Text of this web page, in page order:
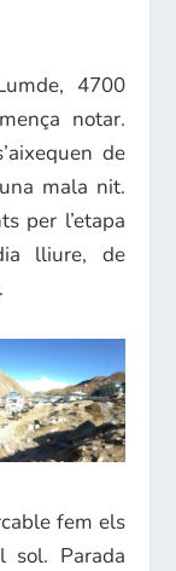
4700
notar.
de
mala nit.
per l’etapa
lliure, de
fem els
sol. Parada